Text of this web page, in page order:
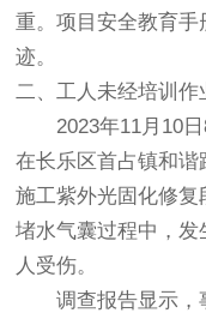
重。项目安全教育
迹。
二、工人未经培训
2023年11月10日8
在长乐区首占镇和谐
施工紫外光固化修
堵水气囊过程中，
人受伤。
调查报告显示，